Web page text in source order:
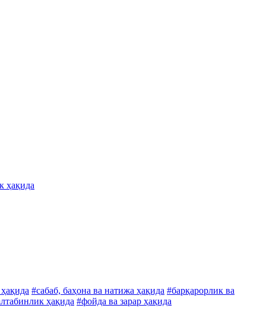
ҳақида
#сабаб, баҳона ва натижа ҳақида #барқарорлик ва
ҳақида #фойда ва зарар ҳақида